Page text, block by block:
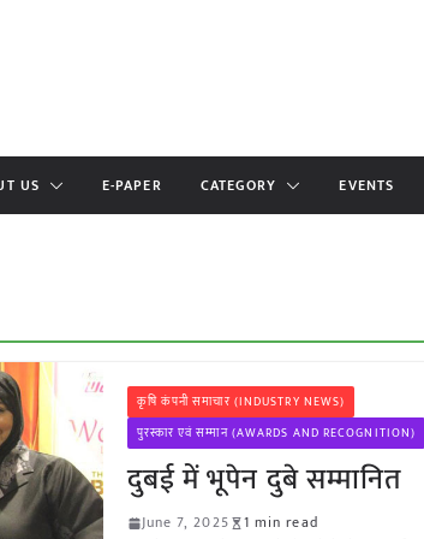
US E-PAPER CATEGORY EVENTS
कृषि कंपनी समाचार (INDUSTRY NEWS)
पुरस्कार एवं सम्मान (AWARDS AND RECOGNITION)
दुबई में भूपेन दुबे सम्मानित
June 7, 2025
1 min read